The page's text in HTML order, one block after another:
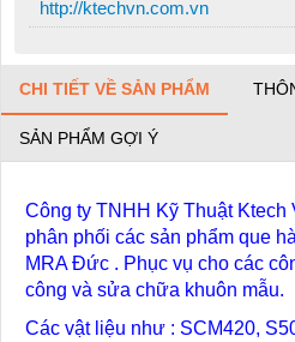
http://ktechvn.com.vn
CHI TIẾT VỀ SẢN PHẨM
SẢN PHẨM GỢI Ý
Công ty TNHH Kỹ Thuật Ktech
phân phối các sản phẩm que
MRA Đức . Phục vụ cho các
công và sửa chữa khuôn mẫu.
Các vật liệu như : SCM420,